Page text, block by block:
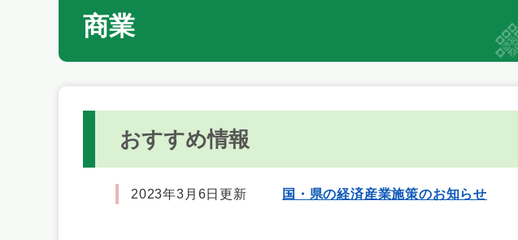
商業
おすすめ情報
2023年3月6日更新 国・県の経済産業施策のお知らせ